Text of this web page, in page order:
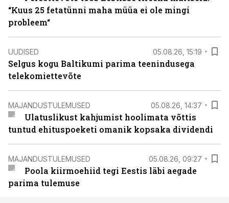
“Kuus 25 fetatünni maha müüa ei ole mingi
probleem“
UUDISED 05.08.26, 15:19
Selgus kogu Baltikumi parima teenindusega
telekomiettevõte
MAJANDUSTULEMUSED 05.08.26, 14:37
Ulatuslikust kahjumist hoolimata võttis
tuntud ehituspoeketi omanik kopsaka dividendi
MAJANDUSTULEMUSED 05.08.26, 09:27
Poola kiirmoehiid tegi Eestis läbi aegade
parima tulemuse